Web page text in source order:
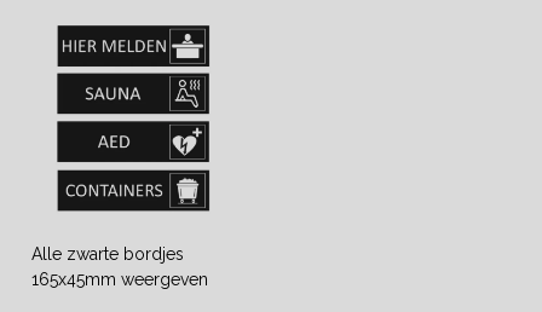
Alle zwarte bordjes
165x45mm weergeven